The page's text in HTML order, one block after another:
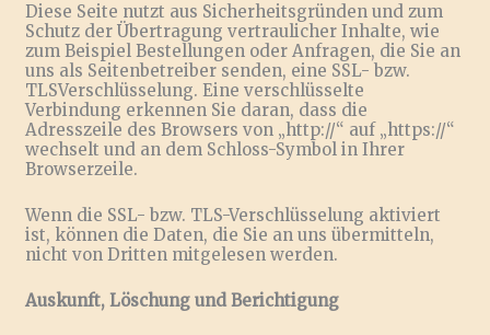
Diese Seite nutzt aus Sicherheitsgründen und zum
Schutz der Übertragung vertraulicher Inhalte, wie
zum Beispiel Bestellungen oder Anfragen, die Sie an
uns als Seitenbetreiber senden, eine SSL- bzw.
TLSVerschlüsselung. Eine verschlüsselte
Verbindung erkennen Sie daran, dass die
Adresszeile des Browsers von „http://“ auf „https://“
wechselt und an dem Schloss-Symbol in Ihrer
Browserzeile.
Wenn die SSL- bzw. TLS-Verschlüsselung aktiviert
ist, können die Daten, die Sie an uns übermitteln,
nicht von Dritten mitgelesen werden.
Auskunft, Löschung und Berichtigung